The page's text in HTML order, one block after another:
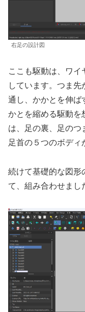
右足の設計図
ここも駆動は、ワ
しています。つま
通し、かかとを伸ば
かとを縮める駆動を
は、足の裏、足のつ
足首の５つのボディ
続けて基礎的な図形
て、組み合わせまし